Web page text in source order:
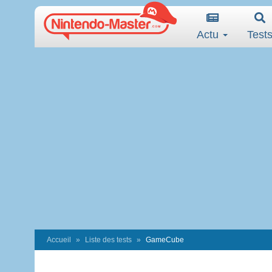
Actu Tests
Accueil Liste des tests GameCube